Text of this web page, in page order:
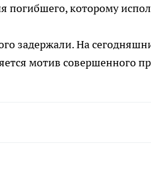
погибшего, которому
задержали. На
мотив совершенного